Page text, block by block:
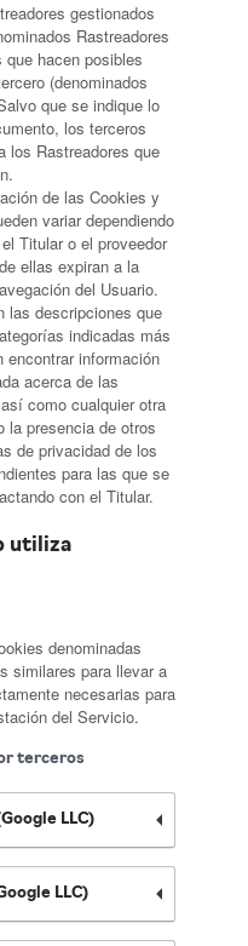
gestionados
Rastreadores
que hacen posibles
(denominados
que se indique lo
los terceros
los Rastreadores que
de las Cookies y
variar dependiendo
Titular o el proveedor
ellas expiran a la
del Usuario.
las descripciones que
indicadas más
encontrar información
acerca de las
como cualquier otra
la presencia de otros
de privacidad de los
para las que se
con el Titular.
utiliza
denominadas
similares para llevar a
necesarias para
del Servicio.
terceros
LLC)
LLC)